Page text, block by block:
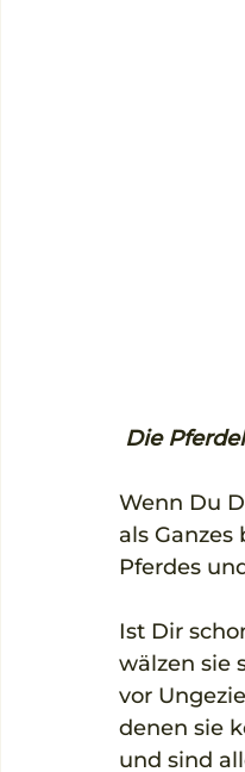
Die
Wenn Du
als
Pferdes
Ist Dir
wälzen sie
vor
denen sie
und sind